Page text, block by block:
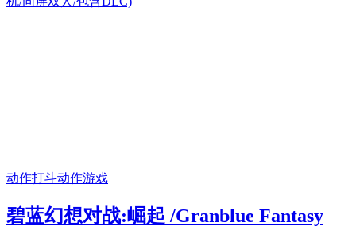
动作打斗动作游戏
碧蓝幻想对战:崛起 /Granblue Fantasy